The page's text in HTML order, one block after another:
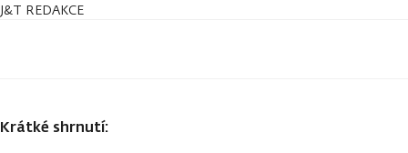
J&T REDAKCE
Krátké shrnutí: